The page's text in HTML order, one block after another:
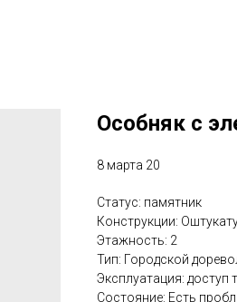
Особняк с
8 марта 20
Статус: памятник
Конструкции:
Этажность: 2
Тип: Городской
Эксплуатация: доступ
Состояние: Есть